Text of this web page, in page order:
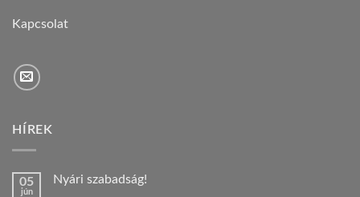
Kapcsolat
HÍREK
05
jún
Nyári szabadság!